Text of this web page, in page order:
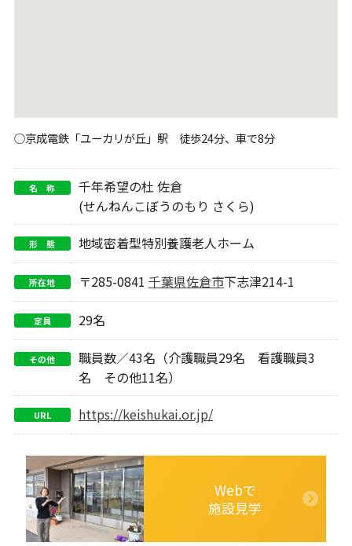
○京成電鉄「ユーカリが丘」駅 徒歩24分、車で8分
名 称
千年希望の杜 佐倉
(せんねんこぼうのもり さくら)
形 態 地域密着型特別養護老人ホーム
所在地 〒285-0841 千葉県佐倉市下志津214-1
定員 29名
その他
職員数／43名（介護職員29名 看護職員3
名 その他11名）
URL https://keishukai.or.jp/
Webで
施設見学